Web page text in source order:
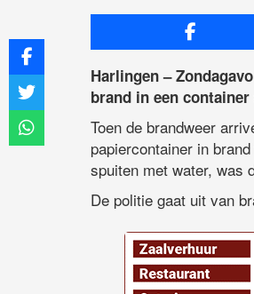
Harlingen –
brand in een
Toen de brandweer
papiercontainer in
spuiten met water, was
De politie gaat uit van